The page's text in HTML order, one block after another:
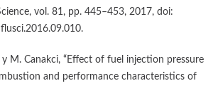
vol. 81, pp. 445–453, 2017, doi:
y M. Canakci, “Effect of fuel injection pressure
and performance characteristics of